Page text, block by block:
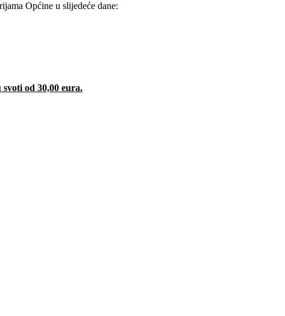
Općine u slijedeće dane:
svoti od 30,00 eura.